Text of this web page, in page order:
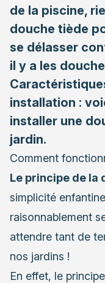
de la piscine,
douche tiède
se délasser
il y a les
installation :
installer une
jardin.
Comment
Le principe de la
simplicité
raisonnablement
attendre tant de
nos jardins !
En effet, le